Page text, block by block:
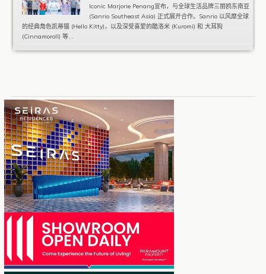
Iconic Marjorie Penang宣布，与全球生活品牌三丽鸥东南亚
(Sanrio Southeast Asia) 正式展开合作。Sanrio 以风靡全球
的经典角色凯蒂猫 (Hello Kitty)，以及深受喜爱的酷洛米 (Kuromi) 和 大耳狗
(Cinnamoroll) 等...